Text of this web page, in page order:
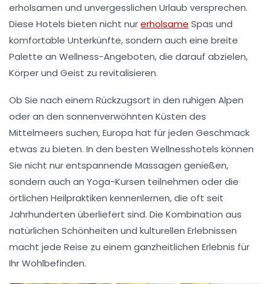
erholsamen und unvergesslichen Urlaub versprechen.
Diese Hotels bieten nicht nurerholsame Spas und
komfortable Unterkünfte, sondern auch eine breite
Palette an Wellness-Angeboten, die darauf abzielen,
Körper und Geist zu revitalisieren.
Ob Sie nach einem Rückzugsort in den ruhigen Alpen
oder an den sonnenverwöhnten Küsten des
Mittelmeers suchen, Europa hat für jeden Geschmack
etwas zu bieten. In den besten Wellnesshotels können
Sie nicht nur entspannende Massagen genießen,
sondern auch an Yoga-Kursen teilnehmen oder die
örtlichen Heilpraktiken kennenlernen, die oft seit
Jahrhunderten überliefert sind. Die Kombination aus
natürlichen Schönheiten und kulturellen Erlebnissen
macht jede Reise zu einem ganzheitlichen Erlebnis für
IhrWohlbefinden.